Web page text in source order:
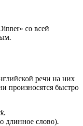
со всей
речи на них
произносятся быстро
длинное слово).